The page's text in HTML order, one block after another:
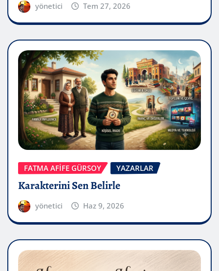
yönetici Tem 27, 2026
FATMA AFİFE GÜRSOY YAZARLAR
Karakterini Sen Belirle
yönetici Haz 9, 2026